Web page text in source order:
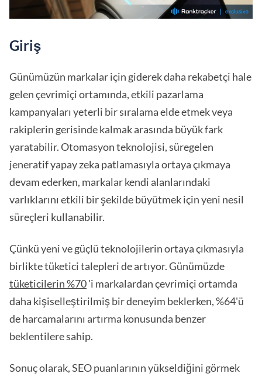
Giriş
Günümüzün markalar için giderek daha rekabetçi hale
gelen çevrimiçi ortamında, etkili pazarlama
kampanyaları yeterli bir sıralama elde etmek veya
rakiplerin gerisinde kalmak arasında büyük fark
yaratabilir. Otomasyon teknolojisi, süregelen
jeneratif yapay zeka patlamasıyla ortaya çıkmaya
devam ederken, markalar kendi alanlarındaki
varlıklarını etkili bir şekilde büyütmek için yeni nesil
süreçleri kullanabilir.
Çünkü yeni ve güçlü teknolojilerin ortaya çıkmasıyla
birlikte tüketici talepleri de artıyor. Günümüzde
tüketicilerin %70'i markalardan çevrimiçi ortamda
daha kişiselleştirilmiş bir deneyim beklerken, %64'ü
de harcamalarını artırma konusunda benzer
beklentilere sahip.
Sonuç olarak, SEO puanlarının yükseldiğini görmek